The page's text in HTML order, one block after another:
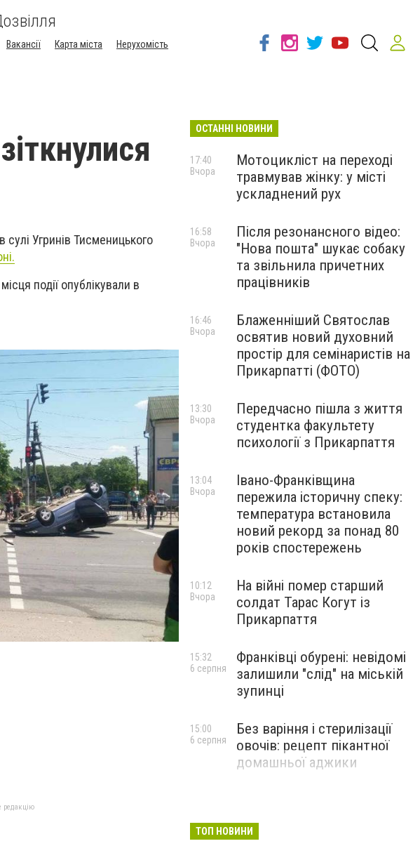
Вакансії Карта міста
Нерухомість
Угринів Тисменицького
події опублікували в
редакцію
ОСТАННІ НОВИНИ
Мотоцикліст на переході
травмував жінку: у місті
ускладнений рух
17:40
Вчора
Після резонансного відео:
"Нова пошта" шукає собаку
та звільнила причетних
працівників
16:58
Вчора
Блаженніший Святослав
освятив новий духовний
простір для семінаристів на
Прикарпатті (ФОТО)
16:46
Вчора
Передчасно пішла з життя
студентка факультету
психології з Прикарпаття
13:30
Вчора
Івано-Франківщина
пережила історичну спеку:
температура встановила
новий рекорд за понад 80
років спостережень
13:04
Вчора
На війні помер старший
солдат Тарас Когут із
Прикарпаття
10:12
Вчора
Франківці обурені: невідомі
залишили "слід" на міській
зупинці
15:32
6 серпня
Без варіння і стерилізації
овочів: рецепт пікантної
домашньої аджики
15:00
6 серпня
ТОП НОВИНИ